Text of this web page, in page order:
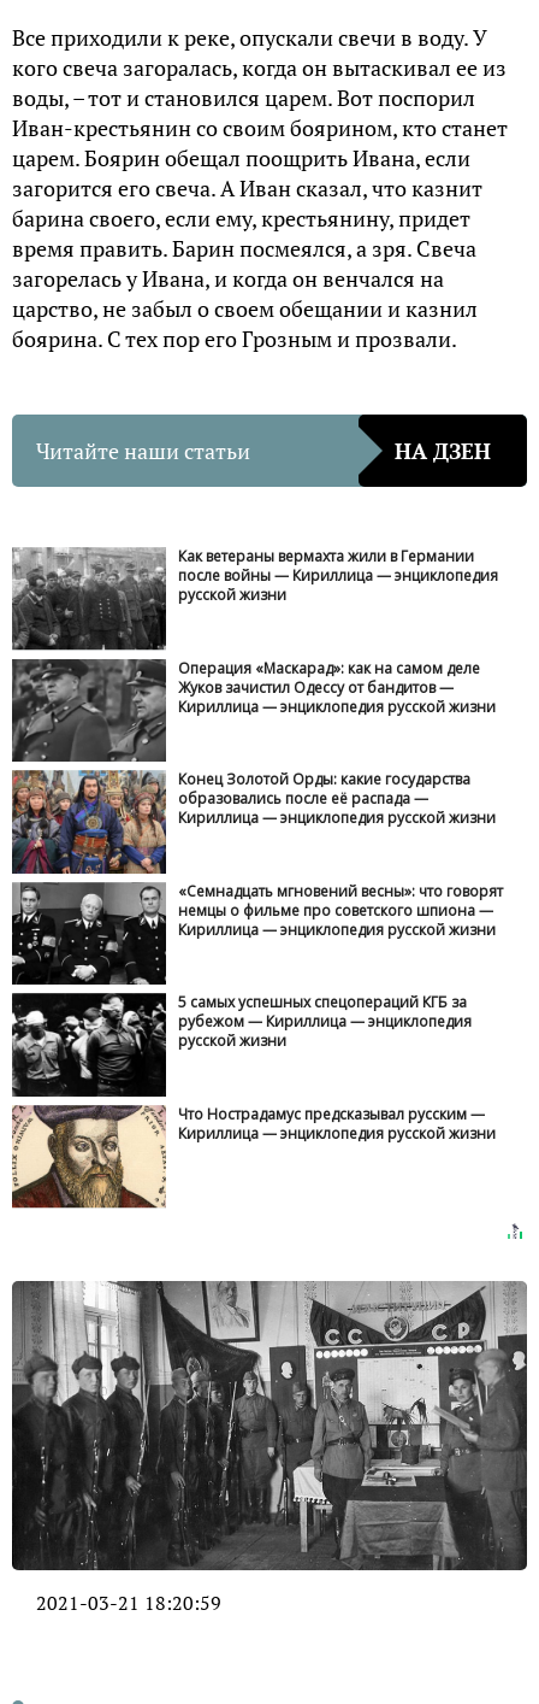
Все приходили к реке, опускали свечи в воду. У
кого свеча загоралась, когда он вытаскивал ее из
воды, – тот и становился царем. Вот поспорил
Иван-крестьянин со своим боярином, кто станет
царем. Боярин обещал поощрить Ивана, если
загорится его свеча. А Иван сказал, что казнит
барина своего, если ему, крестьянину, придет
время править. Барин посмеялся, а зря. Свеча
загорелась у Ивана, и когда он венчался на
царство, не забыл о своем обещании и казнил
боярина. С тех пор его Грозным и прозвали.
Читайте наши статьи НА ДЗЕН
Как ветераны вермахта жили в Германии
после войны — Кириллица — энциклопедия
русской жизни
Операция «Маскарад»: как на самом деле
Жуков зачистил Одессу от бандитов —
Кириллица — энциклопедия русской жизни
Конец Золотой Орды: какие государства
образовались после её распада —
Кириллица — энциклопедия русской жизни
«Семнадцать мгновений весны»: что говорят
немцы о фильме про советского шпиона —
Кириллица — энциклопедия русской жизни
5 самых успешных спецопераций КГБ за
рубежом — Кириллица — энциклопедия
русской жизни
Что Нострадамус предсказывал русским —
Кириллица — энциклопедия русской жизни
2021-03-21 18:20:59